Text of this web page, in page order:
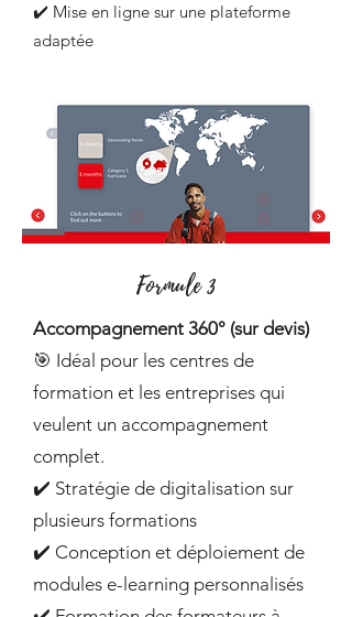
✔️ Mise en ligne sur une plateforme
adaptée
Formule 3
Accompagnement 360° (sur devis)
🎯 Idéal pour les centres de
formation et les entreprises qui
veulent un accompagnement
complet.
✔️ Stratégie de digitalisation sur
plusieurs formations
✔️ Conception et déploiement de
modules e-learning personnalisés